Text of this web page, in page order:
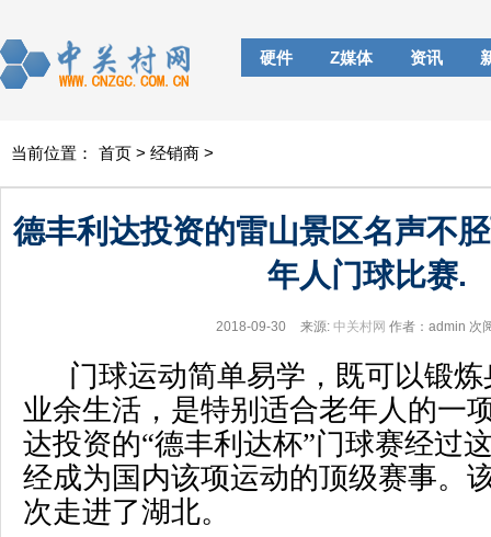
硬件 Z媒体 资讯
当前位置： 首页 > 经销商 >
德丰利达投资的雷山景区名声不
年人门球比赛.
2018-09-30 来源: 中关村网 作者：admin 次
门球运动简单易学，既可以锻
业余生活，是特别适合老年人的一
达投资的“德丰利达杯”门球赛经过
经成为国内该项运动的顶级赛事。
次走进了湖北。